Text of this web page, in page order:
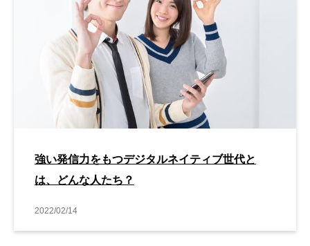
強い発信力をもつデジタルネイティブ世代と
は、どんな人たち？
2022/02/14